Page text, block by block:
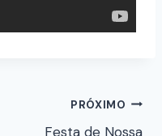
PRÓXIMO
Festa de Nossa